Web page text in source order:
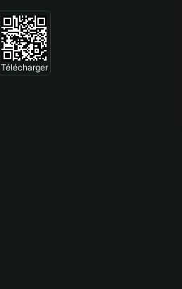
Télécharger